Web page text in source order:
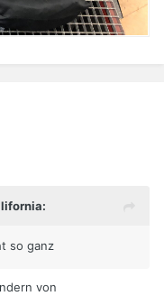
so ganz
von